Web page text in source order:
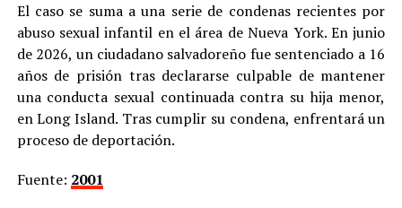
El caso se suma a una serie de condenas recientes por
abuso sexual infantil en el área de Nueva York. En junio
de 2026, un ciudadano salvadoreño fue sentenciado a 16
años de prisión tras declararse culpable de mantener
una conducta sexual continuada contra su hija menor,
en Long Island. Tras cumplir su condena, enfrentará un
proceso de deportación.
Fuente: 2001